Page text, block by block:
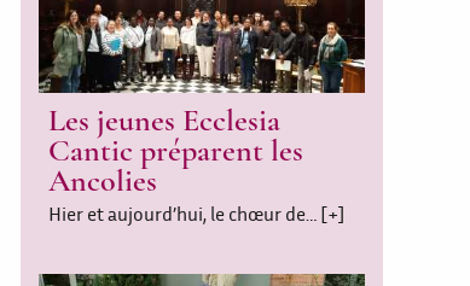
Les jeunes Ecclesia
Cantic préparent les
Ancolies
Hier et aujourd’hui, le chœur de… [+]